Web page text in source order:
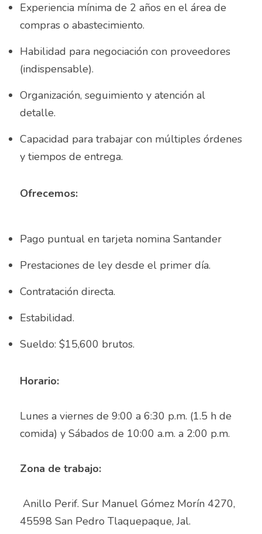
Asesor de Venta y Gerente de Sucursal
Asesor digital
Asesores Inmobiliarios
ASESOR INMOBILIARIO
Auditor de calidad
Auxiliar Contable
Auxiliar de almacén
Auxiliar de Almacén
Auxiliar de Caja General
Auxiliar de cajas
Auxiliar de Limpieza
Auxiliar de mantenimiento
Auxiliar de Mantenimiento
Auxiliar de prevención de pérdidas
Experiencia mínima de 2 años en el área de
compras o abastecimiento.
Habilidad para negociación con proveedores
(indispensable).
Organización, seguimiento y atención al
detalle.
Capacidad para trabajar con múltiples órdenes
y tiempos de entrega.
Ofrecemos:
Pago puntual en tarjeta nomina Santander
Prestaciones de ley desde el primer día.
Contratación directa.
Estabilidad.
Horario:
Lunes a viernes de 9:00 a 6:30 p.m. (1.5 h de
comida) y Sábados de 10:00 a.m. a 2:00 p.m.
Zona de trabajo:
45598 San Pedro Tlaquepaque, Jal.